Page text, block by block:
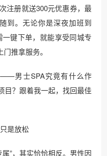
注册就送300元优惠券，最
到。无论你是深夜加班到
键下单，就能享受同城专
门推拿服务。
男士SPA究竟有什么作
目？跟着我一起，找回最佳
是放松
”，其实恰恰相反。男性因